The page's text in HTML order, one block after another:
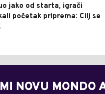
jako od starta, igrači
početak priprema: Cilj se
NOVU MONDO